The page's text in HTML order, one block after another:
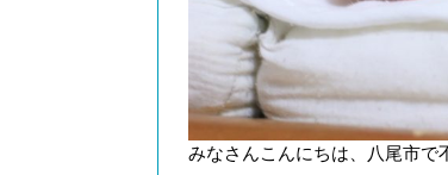
みなさんこんにちは、八尾市で